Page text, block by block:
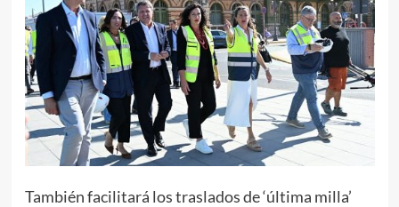
También facilitará los traslados de ‘última milla’